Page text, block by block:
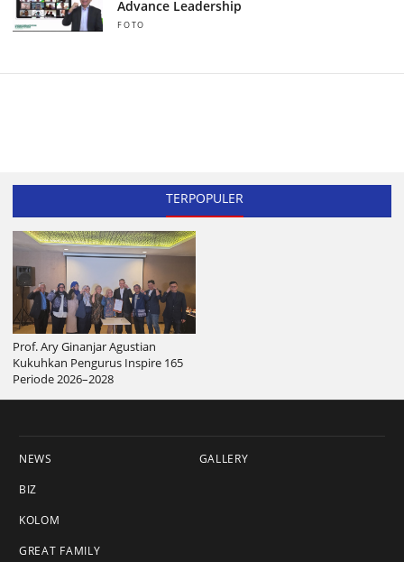
Advance Leadership
FOTO
TERPOPULER
Prof. Ary Ginanjar Agustian
Kukuhkan Pengurus Inspire 165
Periode 2026–2028
NEWS
BIZ
KOLOM
GREAT FAMILY
GALLERY